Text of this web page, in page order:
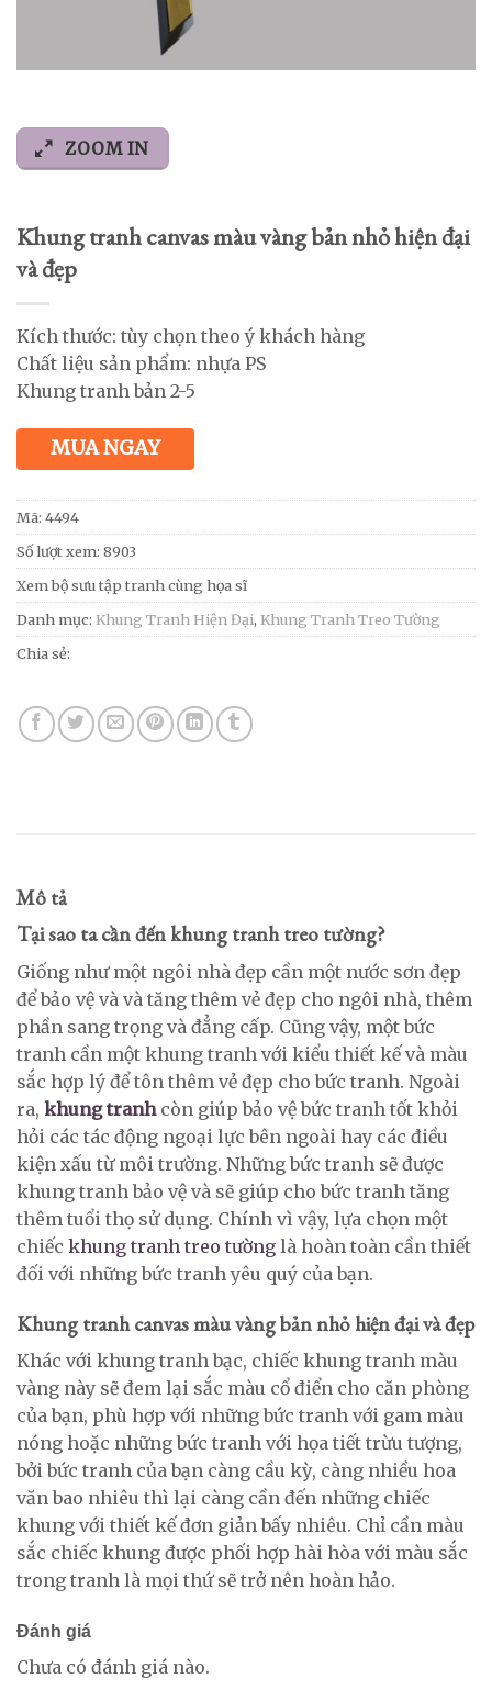
ZOOM IN
Khung tranh canvas màu vàng bản nhỏ hiện đại
và đẹp
Kích thước: tùy chọn theo ý khách hàng
Chất liệu sản phẩm: nhựa PS
Khung tranh bản 2-5
MUA NGAY
Mã: 4494
Số lượt xem: 8903
Xem bộ sưu tập tranh cùng họa sĩ
Danh mục: Khung Tranh Hiện Đại, Khung Tranh Treo Tường
Chia sẻ:
Mô tả
Tại sao ta cần đến khung tranh treo tường?
Giống như một ngôi nhà đẹp cần một nước sơn đẹp
để bảo vệ và và tăng thêm vẻ đẹp cho ngôi nhà, thêm
phần sang trọng và đẳng cấp. Cũng vậy, một bức
tranh cần một khung tranh với kiểu thiết kế và màu
sắc hợp lý để tôn thêm vẻ đẹp cho bức tranh. Ngoài
ra, khung tranhcòn giúp bảo vệ bức tranh tốt khỏi
hỏi các tác động ngoại lực bên ngoài hay các điều
kiện xấu từ môi trường. Những bức tranh sẽ được
khung tranh bảo vệ và sẽ giúp cho bức tranh tăng
thêm tuổi thọ sử dụng. Chính vì vậy, lựa chọn một
chiếc khung tranh treo tường là hoàn toàn cần thiết
đối với những bức tranh yêu quý của bạn.
Khung tranh canvas màu vàng bản nhỏ hiện đại và đẹp
Khác với khung tranh bạc, chiếc khung tranh màu
vàng này sẽ đem lại sắc màu cổ điển cho căn phòng
của bạn, phù hợp với những bức tranh với gam màu
nóng hoặc những bức tranh với họa tiết trừu tượng,
bởi bức tranh của bạn càng cầu kỳ, càng nhiều hoa
văn bao nhiêu thì lại càng cần đến những chiếc
khung với thiết kế đơn giản bấy nhiêu. Chỉ cần màu
sắc chiếc khung được phối hợp hài hòa với màu sắc
trong tranh là mọi thứ sẽ trở nên hoàn hảo.
Đánh giá
Chưa có đánh giá nào.